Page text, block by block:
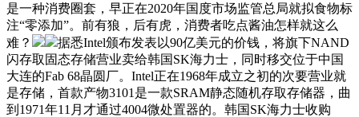
是一种消费圈套，早正在2020年国度市场监管总局就拟食物标
注“零添加”。前有狼，后有虎，消费者吃点酱油怎样就这么
难？
据悉Intel颁布发表以90亿美元的价钱，将旗下NAND
闪存取固态存储营业卖给韩国SK海力士，同时移交位于中国
大连的Fab 68晶圆厂。Intel正在1968年成立之初的次要营业就
是存储，首款产物3101是一款SRAM静态随机存取存储器，曲
到1971年11月才通过4004微处置器的。韩国SK海力士收购